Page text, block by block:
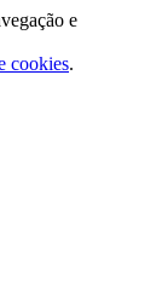
e
cookies.